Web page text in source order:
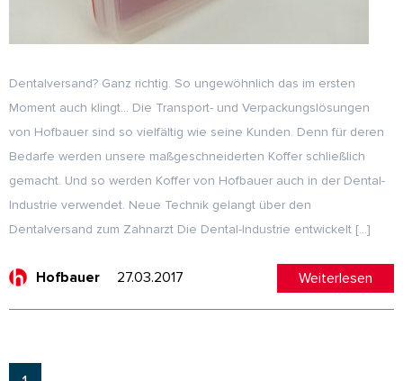
Dentalversand? Ganz richtig. So ungewöhnlich das im ersten
Moment auch klingt… Die Transport- und Verpackungslösungen
von Hofbauer sind so vielfältig wie seine Kunden. Denn für deren
Bedarfe werden unsere maßgeschneiderten Koffer schließlich
gemacht. Und so werden Koffer von Hofbauer auch in der Dental-
Industrie verwendet. Neue Technik gelangt über den
Dentalversand zum Zahnarzt Die Dental-Industrie entwickelt […]
Hofbauer 27.03.2017 Weiterlesen